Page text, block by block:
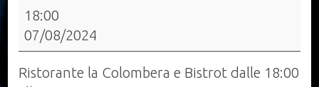
Bistrot
Paravento
-
Manga
18:00
07/08/2024
Ristorante la Colombera e Bistrot dalle 18:00